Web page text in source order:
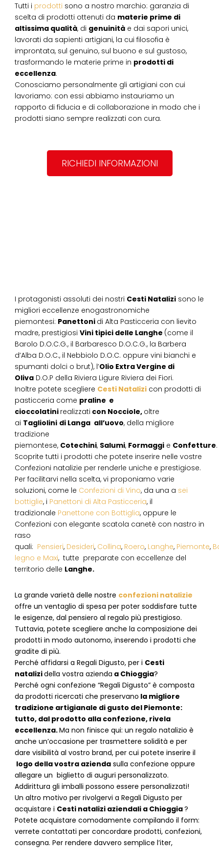
Tutti i prodotti sono a nostro marchio: garanzia di
scelta di prodotti ottenuti da materie prime di
altissima qualità, di genuinità e dai sapori unici,
lavorati da sapienti artigiani, la cui filosofia è
improntata, sul genuino, sul buono e sul gustoso,
trasformando le materie prime in prodotti di
eccellenza.
Conosciamo personalmente gli artigiani con cui
lavoriamo: con essi abbiamo instauriamo un
rapporto di fiducia e di collaborazione in modo che i
prodotti siano sempre realizzati con cura.
RICHIEDI INFORMAZIONI
I protagonisti assoluti dei nostri Cesti Natalizi sono le
migliori eccellenze enogastronomiche
piemontesi: Panettoni di Alta Pasticceria con lievito
madre, prestigiosi Vini tipici delle Langhe (come il
Barolo D.O.C.G., il Barbaresco D.O.C.G., la Barbera
d’Alba D.O.C., il Nebbiolo D.O.C. oppure vini bianchi e
spumanti dolci o brut), l’Olio Extra Vergine di
Oliva D.O.P della Riviera Ligure Riviera dei Fiori.
Inoltre potete scegliere Cesti Natalizi con prodotti di
pasticceria come praline e
cioccolatini realizzati con Nocciole, oltre
ai Tagliolini di Langa all’uovo, della migliore
tradizione
piemontese, Cotechini, Salumi, Formaggi e Confetture.
Scoprite tutti i prodotti che potete inserire nelle vostre
Confezioni natalizie per renderle uniche e prestigiose.
Per facilitarvi nella scelta, vi proponiamo varie
soluzioni, come le Confezioni di Vino, da una a sei
bottiglie, i Panettoni di Alta Pasticceria, il
tradizionale Panettone con Bottiglia, oppure le
Confezioni con elegante scatola canetè con nastro in
raso
quali: Pensieri, Desideri, Collina, Roero, Langhe, Piemonte,
legno e Maxi, tutte preparate con eccellenze del
territorio delle Langhe.
La grande varietà delle nostre confezioni natalizie
offre un ventaglio di spesa per poter soddisfare tutte
le esigenze, dal pensiero al regalo più prestigioso.
Tuttavia, potete scegliere anche la composizione dei
prodotti in modo autonomo, inserendo i prodotti che
gradite di più.
Perché affidarsi a Regali Digusto, per i Cesti
natalizidella vostra azienda a Chioggia?
Perché ogni confezione “Regali Digusto” è composta
da prodotti ricercati che preservano la migliore
tradizione artigianale di gusto del Piemonte:
tutto, dal prodotto alla confezione, rivela
eccellenza.Ma non finisce qui: un regalo natalizio è
anche un’occasione per trasmettere solidità e per
dare visibilità al vostro brand, per cui potete inserire il
logo della vostra azienda sulla confezione oppure
allegare un biglietto di auguri personalizzato.
Addirittura gli imballi possono essere personalizzati!
Un altro motivo per rivolgervi a Regali Digusto per
acquistare i Cesti natalizi aziendali a Chioggia?
Potete acquistare comodamente compilando il form:
verrete contattati per concordare prodotti, confezioni,
consegna. Per rendere davvero semplice l’iter,